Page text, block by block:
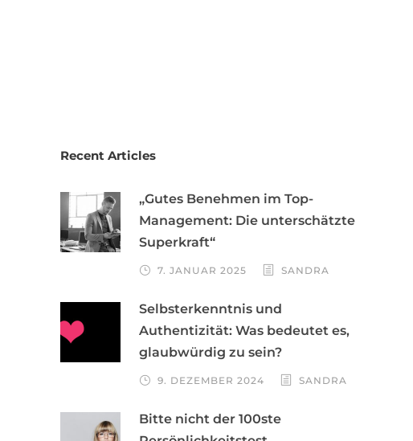
Recent Articles
„Gutes Benehmen im Top-
Management: Die unterschätzte
Superkraft“
7. JANUAR 2025 SANDRA
Selbsterkenntnis und
Authentizität: Was bedeutet es,
glaubwürdig zu sein?
9. DEZEMBER 2024 SANDRA
Bitte nicht der 100ste